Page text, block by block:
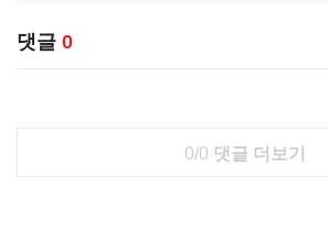
댓글 0
0/0 댓글 더보기